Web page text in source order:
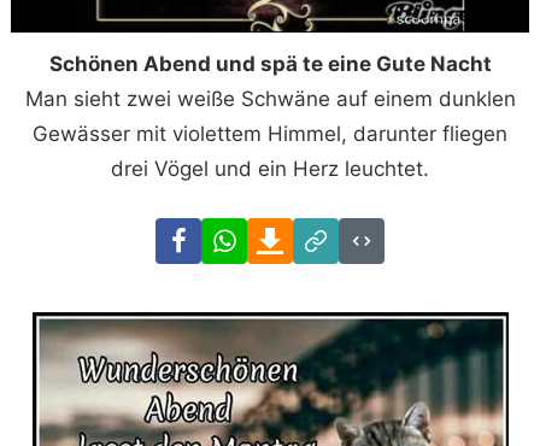
Schönen Abend und spä te eine Gute Nacht
Man sieht zwei weiße Schwäne auf einem dunklen
Gewässer mit violettem Himmel, darunter fliegen
drei Vögel und ein Herz leuchtet.
FacebookWhatsAppDownload
Link
Code